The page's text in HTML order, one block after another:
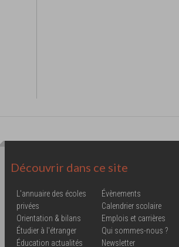
Découvrir dans ce site
L'annuaire des écoles
privées
Orientation & bilans
Étudier à l'étranger
Éducation actualités
Évènements
Calendrier scolaire
Emplois et carrières
Qui sommes-nous ?
Newsletter